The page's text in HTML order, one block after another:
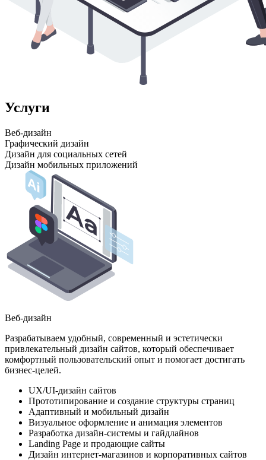
Услуги
Веб-дизайн
Графический дизайн
Дизайн для социальных сетей
Дизайн мобильных приложений
Веб-дизайн
Разрабатываем удобный, современный и эстетически
привлекательный дизайн сайтов, который обеспечивает
комфортный пользовательский опыт и помогает достигать
бизнес-целей.
UX/UI-дизайн сайтов
Прототипирование и создание структуры страниц
Адаптивный и мобильный дизайн
Визуальное оформление и анимация элементов
Разработка дизайн-системы и гайдлайнов
Landing Page и продающие сайты
Дизайн интернет-магазинов и корпоративных сайтов